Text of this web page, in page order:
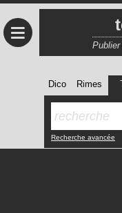
≡
Dico Rimes
Recherche avancée